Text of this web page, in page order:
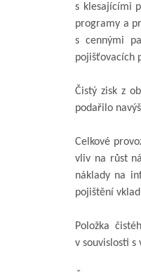
s klesajícími
programy a
s cennými
pojišťovacích
Čistý zisk z
podařilo
Celkové
vliv na růst
náklady na
pojištění
Položka
v souvislosti s